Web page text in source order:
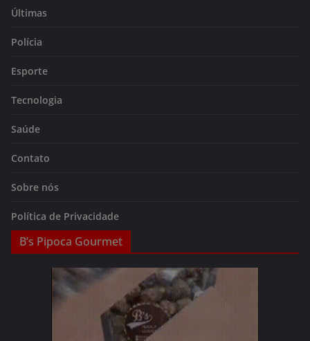
Últimas
Polícia
Esporte
Tecnologia
Saúde
Contato
Sobre nós
Política de Privacidade
B’s Pipoca Gourmet